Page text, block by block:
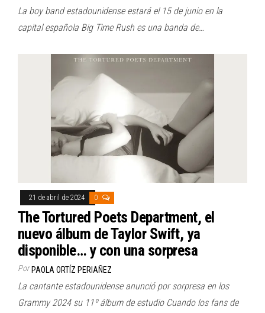
La boy band estadounidense estará el 15 de junio en la
capital española Big Time Rush es una banda de…
21 de abril de 2024 0
The Tortured Poets Department, el
nuevo álbum de Taylor Swift, ya
disponible… y con una sorpresa
Por PAOLA ORTÍZ PERIAÑEZ
La cantante estadounidense anunció por sorpresa en los
Grammy 2024 su 11º álbum de estudio Cuando los fans de